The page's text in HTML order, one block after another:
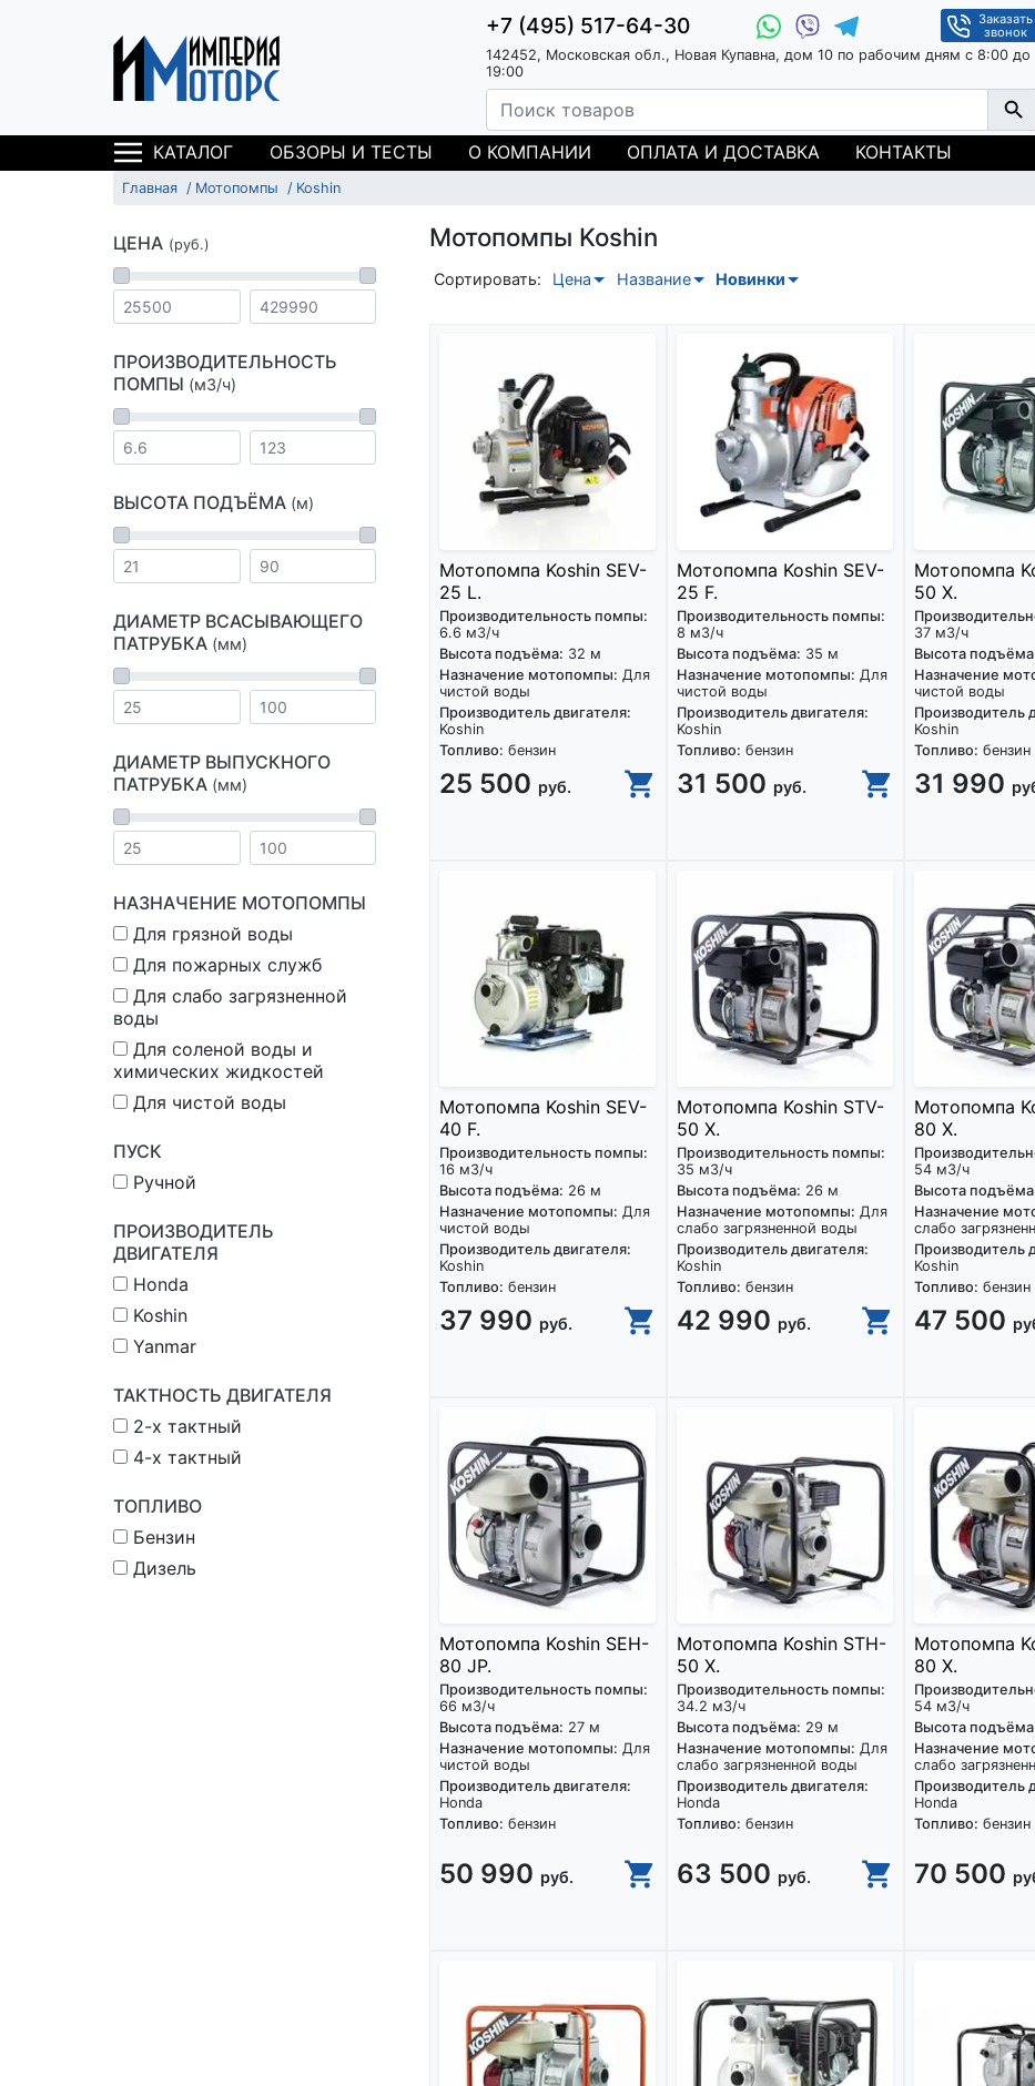
+7 (495) 517-64-30
Заказать
звонок
142452, Московская обл., Новая Купавна, дом 10 по рабочим дням с 8:00 до
19:00
КАТАЛОГ ОБЗОРЫ И ТЕСТЫ О КОМПАНИИ ОПЛАТА И ДОСТАВКА КОНТАКТЫ
Главная Мотопомпы Koshin
Мотопомпы Koshin
Сортировать: Цена Название Новинки
Мотопомпа Koshin SEV-
25 L.
Производительность помпы:
6.6 м3/ч
Высота подъёма: 32 м
Назначение мотопомпы: Для
чистой воды
Производитель двигателя:
Koshin
Топливо: бензин
25 500 руб.
Мотопомпа Koshin SEV-
25 F.
Производительность помпы:
8 м3/ч
Высота подъёма: 35 м
Назначение мотопомпы: Для
чистой воды
Производитель двигателя:
Koshin
Топливо: бензин
31 500 руб.
Мотопомпа
50 X.
37 м3/ч
Высота
Назначение
чистой воды
Производитель
Koshin
Топливо: бензин
31 990
Мотопомпа Koshin SEV-
40 F.
Производительность помпы:
16 м3/ч
Высота подъёма: 26 м
Назначение мотопомпы: Для
чистой воды
Производитель двигателя:
Koshin
Топливо: бензин
37 990 руб.
Мотопомпа Koshin STV-
50 X.
Производительность помпы:
35 м3/ч
Высота подъёма: 26 м
Назначение мотопомпы: Для
слабо загрязненной воды
Производитель двигателя:
Koshin
Топливо: бензин
42 990 руб.
Мотопомпа
80 X.
54 м3/ч
Высота
Назначение
слабо
Производитель
Koshin
Топливо: бензин
47 500
Мотопомпа Koshin SEH-
80 JP.
Производительность помпы:
66 м3/ч
Высота подъёма: 27 м
Назначение мотопомпы: Для
чистой воды
Производитель двигателя:
Honda
Топливо: бензин
50 990 руб.
Мотопомпа Koshin STH-
50 X.
Производительность помпы:
34.2 м3/ч
Высота подъёма: 29 м
Назначение мотопомпы: Для
слабо загрязненной воды
Производитель двигателя:
Honda
Топливо: бензин
63 500 руб.
Мотопомпа
80 X.
54 м3/ч
Высота
Назначение
слабо
Производитель
Honda
Топливо: бензин
70 500
ЦЕНА (руб.)
ПРОИЗВОДИТЕЛЬНОСТЬ
ПОМПЫ (м3/ч)
ВЫСОТА ПОДЪЁМА (м)
ДИАМЕТР ВСАСЫВАЮЩЕГО
ПАТРУБКА (мм)
ДИАМЕТР ВЫПУСКНОГО
ПАТРУБКА (мм)
НАЗНАЧЕНИЕ МОТОПОМПЫ
Для грязной воды
Для пожарных служб
Для слабо загрязненной
воды
Для соленой воды и
химических жидкостей
Для чистой воды
ПУСК
Ручной
ПРОИЗВОДИТЕЛЬ
ДВИГАТЕЛЯ
Honda
Koshin
Yanmar
ТАКТНОСТЬ ДВИГАТЕЛЯ
2-х тактный
4-х тактный
ТОПЛИВО
Бензин
Дизель